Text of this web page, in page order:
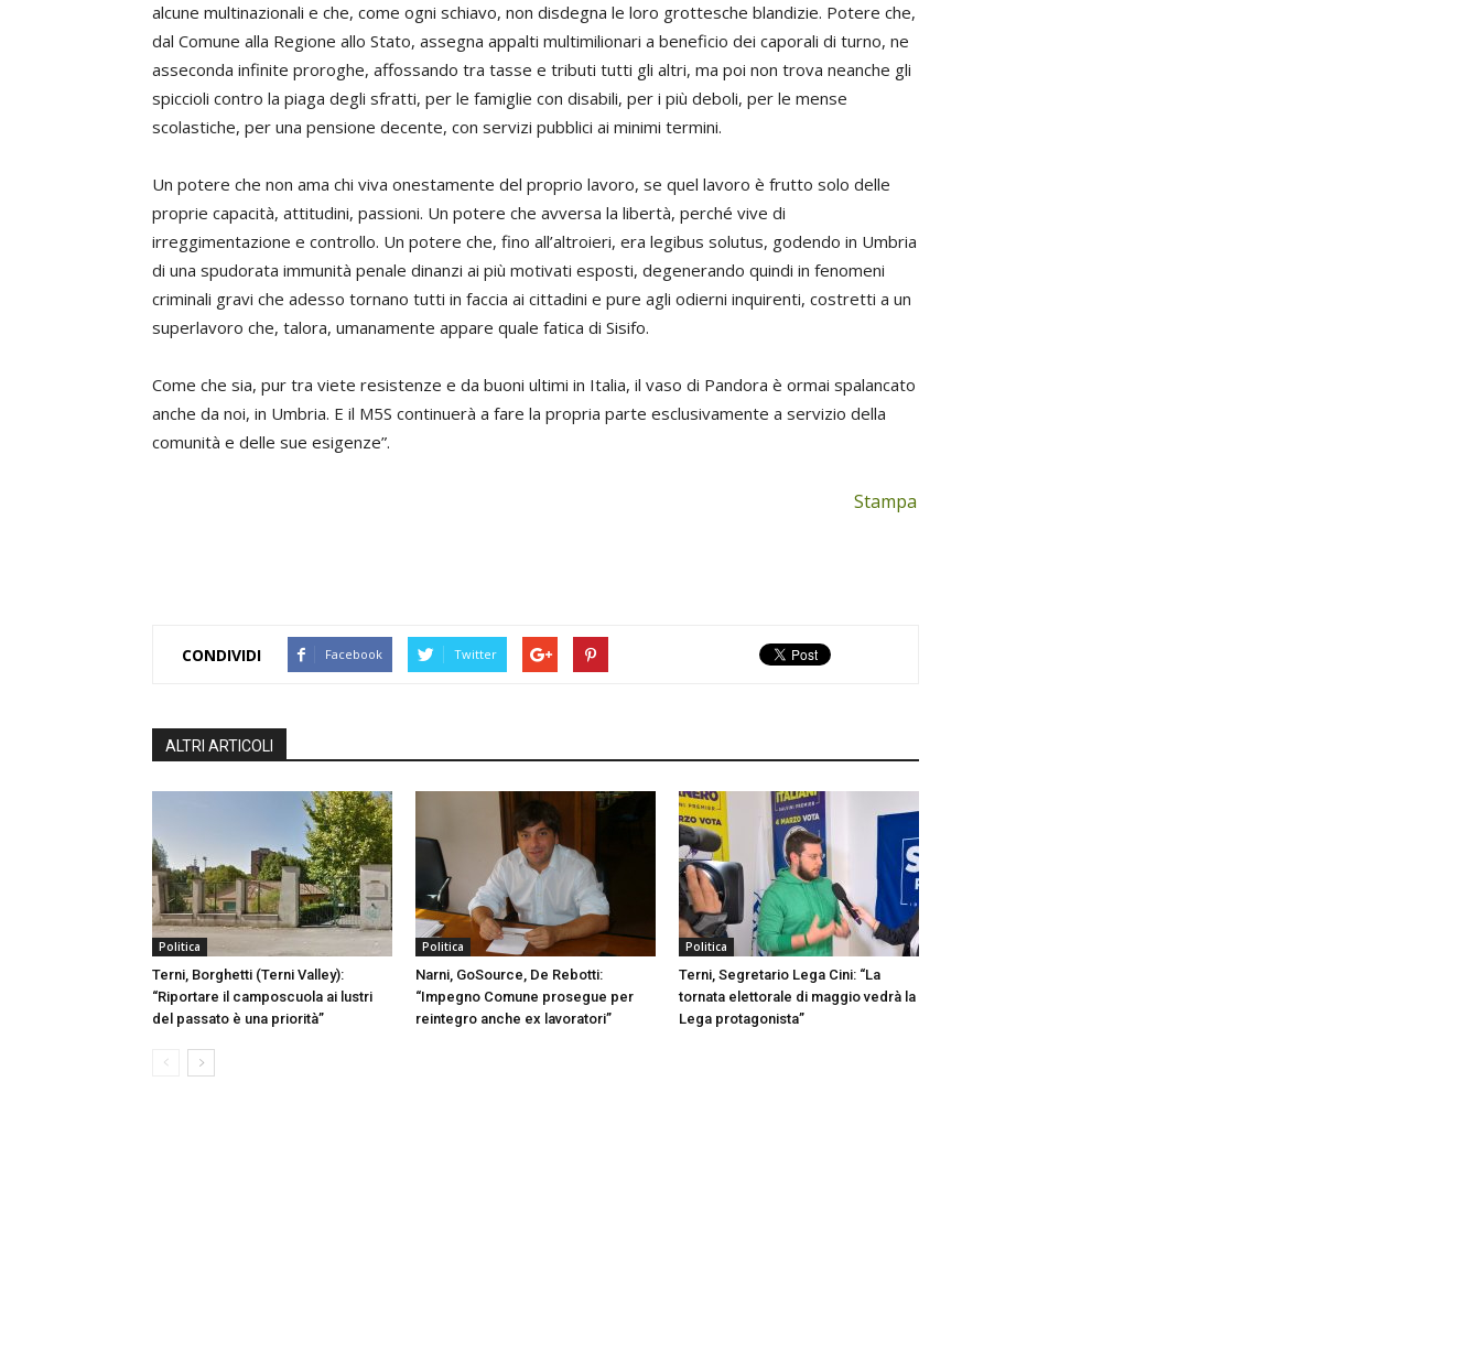
alcune multinazionali e che, come ogni schiavo, non disdegna le loro grottesche blandizie. Potere che,
dal Comune alla Regione allo Stato, assegna appalti multimilionari a beneficio dei caporali di turno, ne
asseconda infinite proroghe, affossando tra tasse e tributi tutti gli altri, ma poi non trova neanche gli
spiccioli contro la piaga degli sfratti, per le famiglie con disabili, per i più deboli, per le mense
scolastiche, per una pensione decente, con servizi pubblici ai minimi termini.
Un potere che non ama chi viva onestamente del proprio lavoro, se quel lavoro è frutto solo delle
proprie capacità, attitudini, passioni. Un potere che avversa la libertà, perché vive di
irreggimentazione e controllo. Un potere che, fino all’altroieri, era legibus solutus, godendo in Umbria
di una spudorata immunità penale dinanzi ai più motivati esposti, degenerando quindi in fenomeni
criminali gravi che adesso tornano tutti in faccia ai cittadini e pure agli odierni inquirenti, costretti a un
superlavoro che, talora, umanamente appare quale fatica di Sisifo.
Come che sia, pur tra viete resistenze e da buoni ultimi in Italia, il vaso di Pandora è ormai spalancato
anche da noi, in Umbria. E il M5S continuerà a fare la propria parte esclusivamente a servizio della
comunità e delle sue esigenze”.
Stampa
CONDIVIDI Facebook Twitter
ALTRI ARTICOLI
Politica
Terni, Borghetti (Terni Valley):
“Riportare il camposcuola ai lustri
del passato è una priorità”
Politica
Narni, GoSource, De Rebotti:
“Impegno Comune prosegue per
reintegro anche ex lavoratori”
Politica
Terni, Segretario Lega Cini: “La
tornata elettorale di maggio vedrà la
Lega protagonista”